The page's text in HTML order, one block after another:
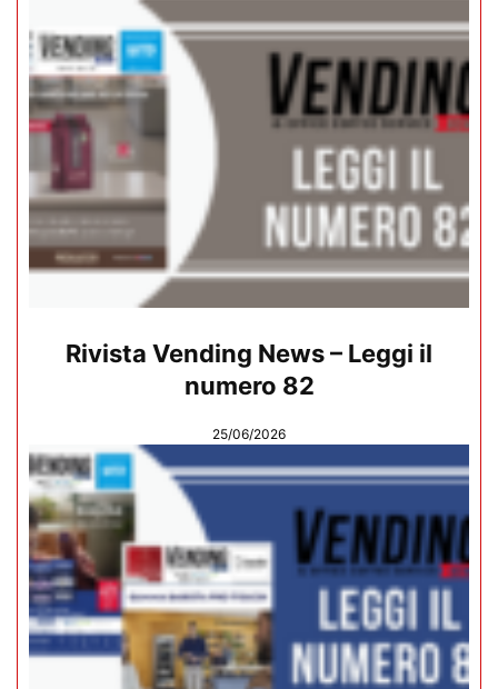
Rivista Vending News – Leggi il
numero 82
25/06/2026